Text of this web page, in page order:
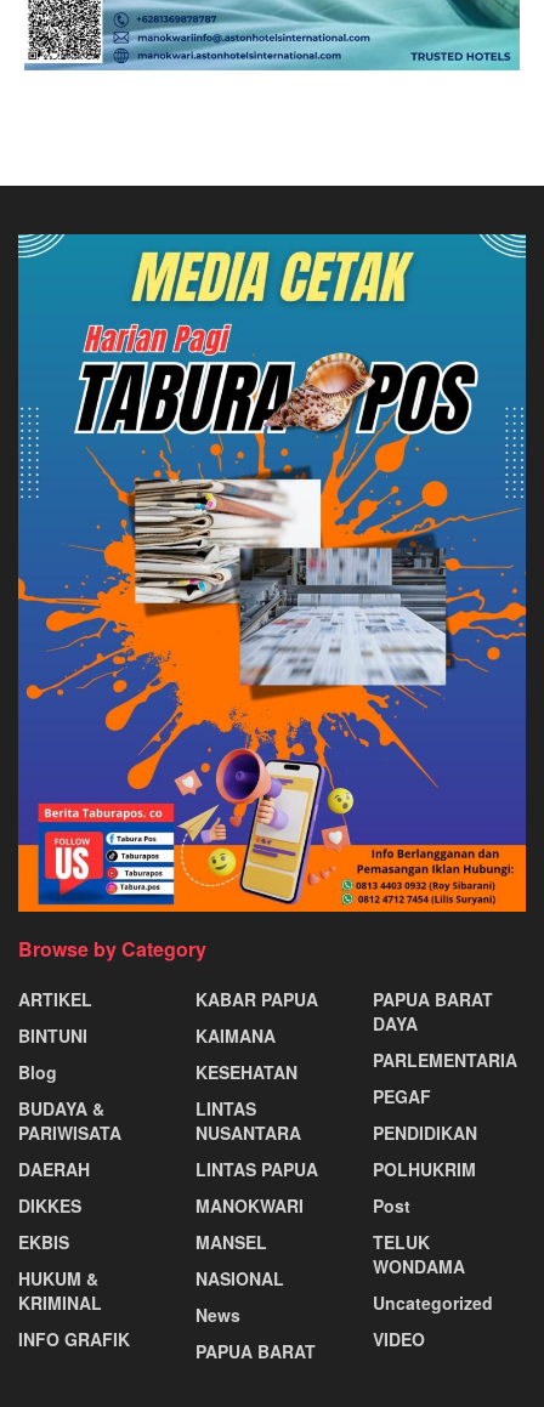
Browse by Category
ARTIKEL
BINTUNI
Blog
BUDAYA &
PARIWISATA
DAERAH
DIKKES
EKBIS
HUKUM &
KRIMINAL
INFO GRAFIK
KABAR PAPUA
KAIMANA
KESEHATAN
LINTAS
NUSANTARA
LINTAS PAPUA
MANOKWARI
MANSEL
NASIONAL
News
PAPUA BARAT
PAPUA BARAT
DAYA
PARLEMENTARIA
PEGAF
PENDIDIKAN
POLHUKRIM
Post
TELUK
WONDAMA
Uncategorized
VIDEO